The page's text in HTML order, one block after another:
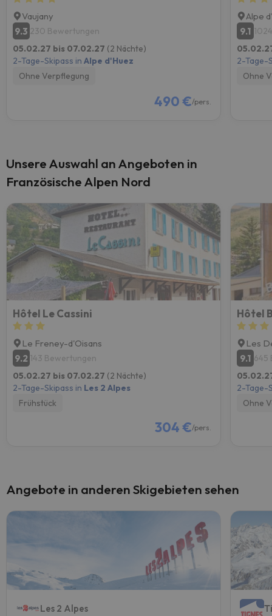
Vaujany
9.3 230 Bewertungen
05.02.27 bis 07.02.27 (2 Nächte)
2-Tage-Skipass in Alpe d'Huez
Ohne Verpflegung
490 €/pers.
Alpe
9.1
2-Tage-
Ohne
Unsere Auswahl an Angeboten in
Französische Alpen Nord
Hôtel Le Cassini
Le Freney-d'Oisans
9.2 143 Bewertungen
05.02.27 bis 07.02.27 (2 Nächte)
2-Tage-Skipass in Les 2 Alpes
Frühstück
304 €/pers.
Hôtel
Les
9.1 645
2-Tage-
Ohne
Angebote in anderen Skigebieten sehen
Les 2 Alpes